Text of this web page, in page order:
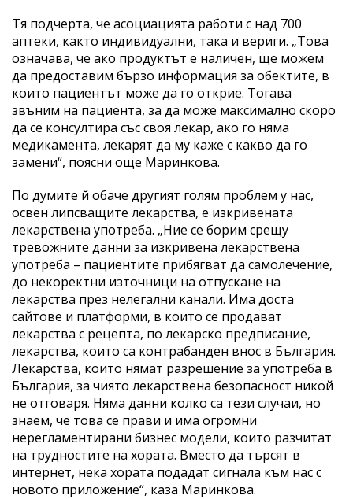
Тя подчерта, че асоциацията работи с над 700
аптеки, както индивидуални, така и вериги. „Това
означава, че ако продуктът е наличен, ще можем
да предоставим бързо информация за обектите, в
които пациентът може да го открие. Тогава
звъним на пациента, за да може максимално скоро
да се консултира със своя лекар, ако го няма
медикамента, лекарят да му каже с какво да го
замени“, поясни още Маринкова.
По думите й обаче другият голям проблем у нас,
освен липсващите лекарства, е изкривената
лекарствена употреба. „Ние се борим срещу
тревожните данни за изкривена лекарствена
употреба – пациентите прибягват да самолечение,
до некоректни източници на отпускане на
лекарства през нелегални канали. Има доста
сайтове и платформи, в които се продават
лекарства с рецепта, по лекарско предписание,
лекарства, които са контрабанден внос в България.
Лекарства, които нямат разрешение за употреба в
България, за чиято лекарствена безопасност никой
не отговаря. Няма данни колко са тези случаи, но
знаем, че това се прави и има огромни
нерегламентирани бизнес модели, които разчитат
на трудностите на хората. Вместо да търсят в
интернет, нека хората подадат сигнала към нас с
новото приложение“, каза Маринкова.